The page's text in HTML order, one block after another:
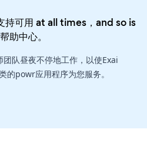
可用 at all times，and so is
帮助中心。
队昼夜不停地工作，以使Exai
的powr应用程序为您服务。